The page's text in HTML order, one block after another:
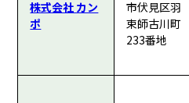
株式会社 カン
ポ
市伏見区羽
束師古川町
233番地